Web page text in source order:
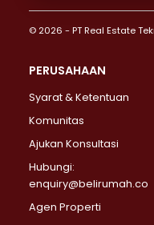
Properti Dijual di
Properti Dijual di
Properti Dijual di Lebak
Properti Dijual di
Properti Dijual di
Properti Dijual di
Properti Dijual di
Properti Dijual di
© 2026 - PT Real Estate
PERUSAHAAN
Syarat & Ketentuan
Komunitas
Ajukan Konsultasi
Hubungi:
enquiry@belirumah.co
Agen Properti